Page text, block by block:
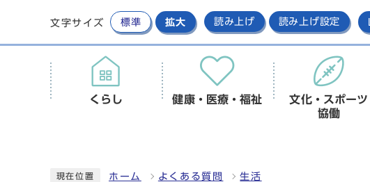
文字サイズ 標準 拡大 読み上げ 読み上げ設定
くらし 健康・医療・福祉
文化・スポーツ
協働
現在位置 ホーム よくある質問 生活